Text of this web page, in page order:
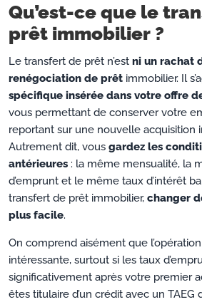
Qu’est-ce que le
prêt immobilier ?
Le transfert de prêt n’est ni un rachat
renégociation de prêt immobilier. Il
spécifique insérée dans votre offre
vous permettant de conserver votre
reportant sur une nouvelle acquisition
Autrement dit, vous gardez les
antérieures : la même mensualité, la
d’emprunt et le même taux d’intérêt
transfert de prêt immobilier, changer
plus facile.
On comprend aisément que
intéressante, surtout si les taux
significativement après votre premier
êtes titulaire d’un crédit avec un TAEG